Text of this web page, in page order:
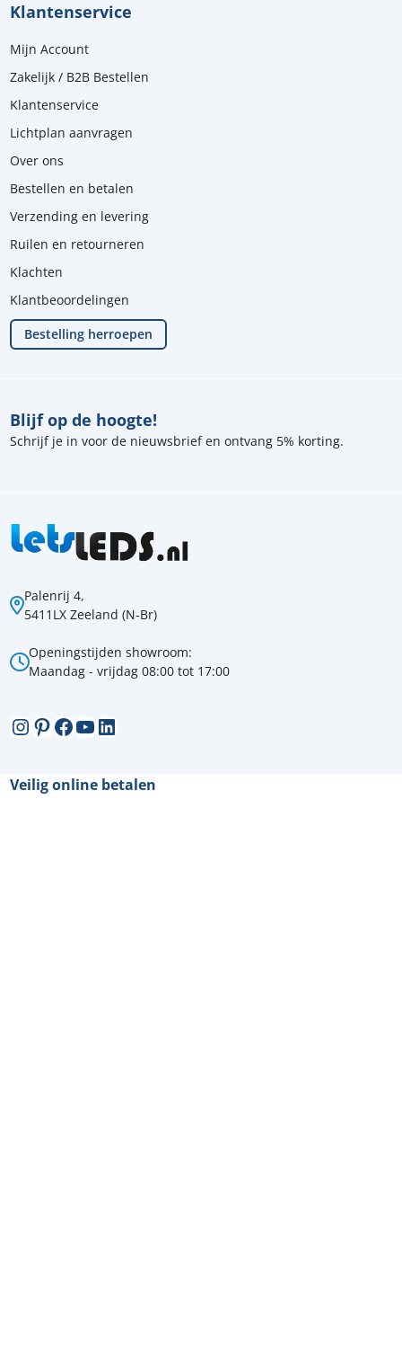
Palenrij 4,
5411LX Zeeland (N-Br)
Openingstijden showroom:
Maandag - vrijdag 08:00 tot 17:00
Instagram
Pinterest
Facebook
YouTube
LinkedIn
Blijf op de hoogte!
Schrijf je in voor de nieuwsbrief en ontvang 5% korting.
Klantenservice
Mijn Account
Zakelijk / B2B Bestellen
Klantenservice
Lichtplan aanvragen
Over ons
Bestellen en betalen
Verzending en levering
Ruilen en retourneren
Klachten
Klantbeoordelingen
Bestelling herroepen
Veilig online betalen